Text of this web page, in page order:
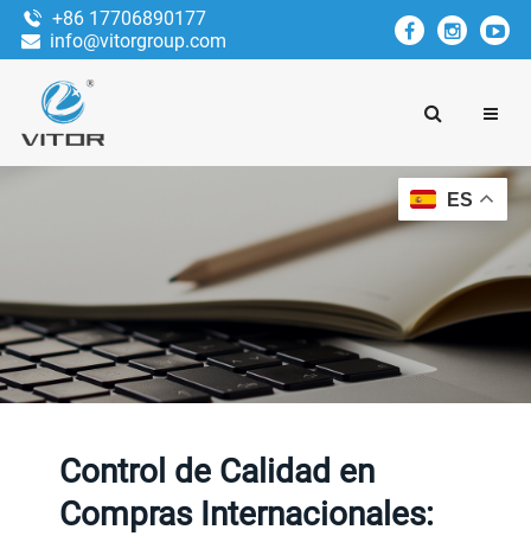
+86 17706890177
info@vitorgroup.com
Control de Calidad en
Compras Internacionales:
ES